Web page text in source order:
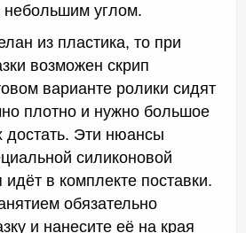
небольшим углом.
из пластика, то при
возможен скрип
варианте ролики сидят
плотно и нужно большое
достать. Эти нюансы
силиконовой
идёт в комплекте поставки.
обязательно
и нанесите её на края